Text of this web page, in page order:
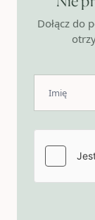
Dołącz do